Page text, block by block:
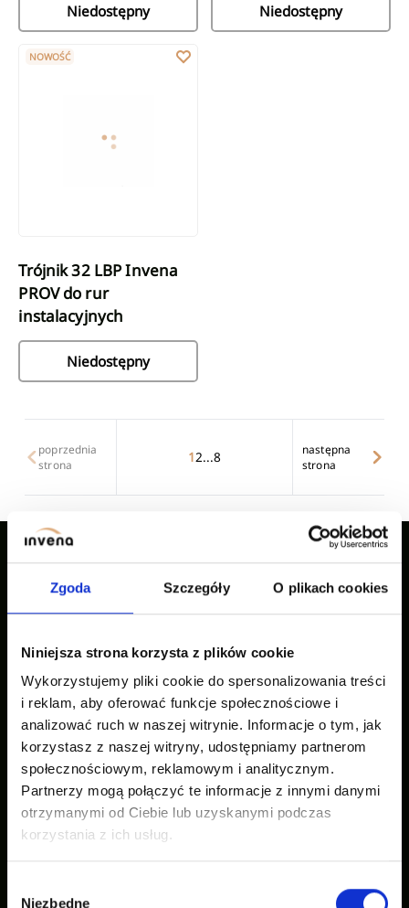
Zgoda Szczegóły O plikach cookies
Niniejsza strona korzysta z plików cookie
Wykorzystujemy pliki cookie do spersonalizowania treści
i reklam, aby oferować funkcje społecznościowe i
analizować ruch w naszej witrynie. Informacje o tym, jak
korzystasz z naszej witryny, udostępniamy partnerom
społecznościowym, reklamowym i analitycznym.
Partnerzy mogą połączyć te informacje z innymi danymi
otrzymanymi od Ciebie lub uzyskanymi podczas
korzystania z ich usług.
Niezbędne
Niedostępny Niedostępny
Trójnik 32 LBP Invena PROV do rur instalacyjnych
NOWOŚĆ
Trójnik 32 LBP Invena
PROV do rur
instalacyjnych
Niedostępny
poprzednia
strona
12...8
następna
strona
Nasze inspiracje